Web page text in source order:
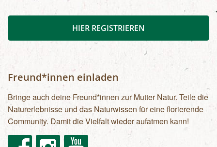
HIER REGISTRIEREN
Freund*innen einladen
Bringe auch deine Freund*innen zur Mutter Natur. Teile die
Naturerlebnisse und das Naturwissen für eine florierende
Community. Damit die Vielfalt wieder aufatmen kann!
FacebookInstagram Youtube